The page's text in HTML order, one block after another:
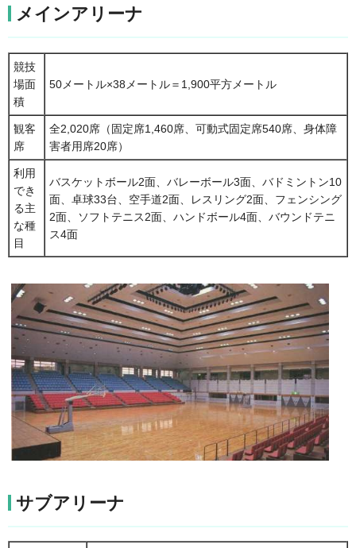
メインアリーナ
競技
場面
積
50メートル×38メートル＝1,900平方メートル
観客
席
全2,020席（固定席1,460席、可動式固定席540席、身体障
害者用席20席）
利用
でき
る主
な種
目
バスケットボール2面、バレーボール3面、バドミントン10
面、卓球33台、空手道2面、レスリング2面、フェンシング
2面、ソフトテニス2面、ハンドボール4面、バウンドテニ
ス4面
サブアリーナ